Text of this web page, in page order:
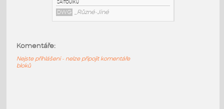
DWG _Různé-Jiné
Komentáře:
Nejste přihlášeni - nelze připojit komentáře
bloků